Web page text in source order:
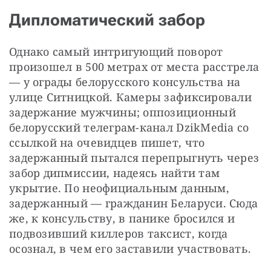
Дипломатический забор
Однако самый интригующий поворот
произошел в 500 метрах от места расстрела
— у ограды белорусского консульства на
улице Ситницкой. Камеры зафиксировали
задержание мужчины; оппозиционный
белорусский телеграм-канал DzikMedia со
ссылкой на очевидцев пишет, что
задержанный пытался перепрыгнуть через
забор дипмиссии, надеясь найти там
укрытие. По неофициальным данным,
задержанный — гражданин Беларуси. Сюда
же, к консульству, в панике бросился и
подвозивший киллеров таксист, когда
осознал, в чем его заставили участвовать.